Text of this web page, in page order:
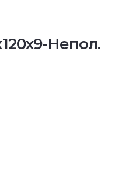
Непол.